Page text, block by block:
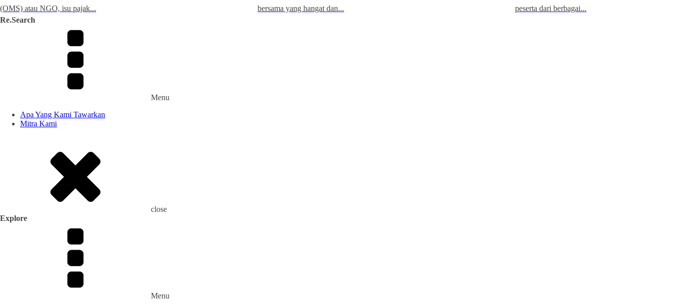
(OMS) atau NGO, isu pajak...
bersama yang hangat dan...
peserta dari berbagai...
Re.Search
Menu
Apa Yang Kami Tawarkan
Mitra Kami
close
Explore
Menu